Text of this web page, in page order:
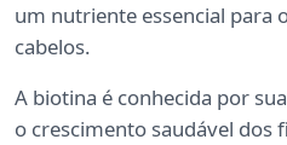
um nutriente essencial para
cabelos.
A biotina é conhecida por
o crescimento saudável dos